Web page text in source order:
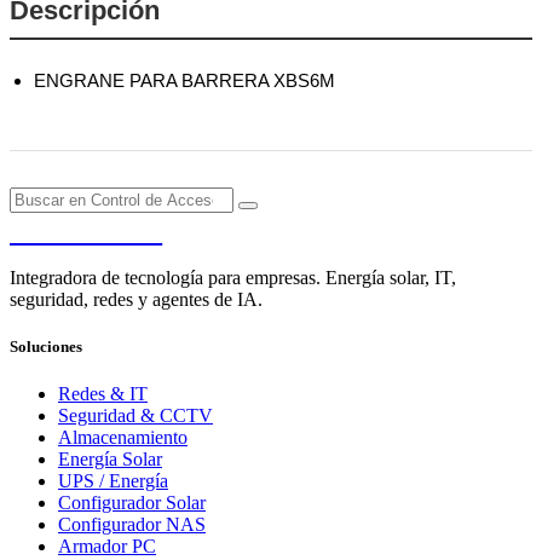
Descripción
ENGRANE PARA BARRERA XBS6M
Integradora de tecnología para empresas. Energía solar, IT,
seguridad, redes y agentes de IA.
Soluciones
Redes & IT
Seguridad & CCTV
Almacenamiento
Energía Solar
UPS / Energía
Configurador Solar
Configurador NAS
Armador PC